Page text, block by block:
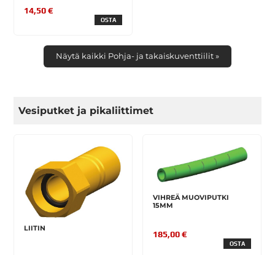
14,50 €
OSTA
Näytä kaikki Pohja- ja takaiskuventtiilit »
Vesiputket ja pikaliittimet
LIITIN
VIHREÄ MUOVIPUTKI
15MM
185,00 €
OSTA